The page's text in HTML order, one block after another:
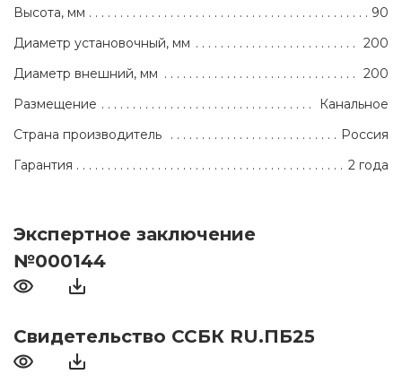
Высота, мм
90
Диаметр установочный, мм
200
Диаметр внешний, мм
200
Размещение
Канальное
Страна производитель
Россия
Гарантия
2 года
Экспертное заключение
№000144
Свидетельство ССБК RU.ПБ25